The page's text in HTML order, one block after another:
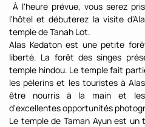
À l'heure prévue, vous serez
l'hôtel et débuterez la visite
temple de Tanah Lot.
Alas Kedaton est une petite
liberté. La forêt des singes
temple hindou. Le temple fait
les pèlerins et les touristes à
être nourris à la main et les
d'excellentes opportunités
Le temple de Taman Ayun est